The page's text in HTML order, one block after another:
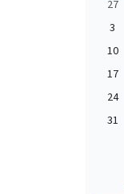
27
3
10
17
24
31